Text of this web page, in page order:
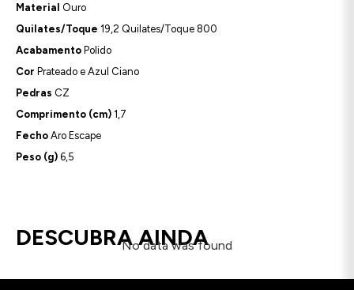
Material Ouro
Quilates/Toque 19,2 Quilates/Toque 800
Acabamento Polido
Cor Prateado e Azul Ciano
Pedras CZ
Comprimento (cm) 1,7
Fecho Aro Escape
Peso (g) 6,5
DESCUBRA AINDA
No data was found